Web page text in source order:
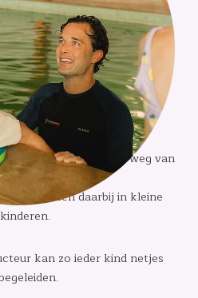
op diverse fijne locaties,
op veiligheid, comfort en
telkens bewust voor
ontspannen manier, weg van
hun
We werken daarbij in kleine
kan zo ieder kind netjes